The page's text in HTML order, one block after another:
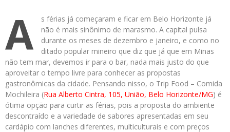
A
s férias já começaram e ficar em Belo Horizonte já
não é mais sinônimo de marasmo. A capital pulsa
durante os meses de dezembro e janeiro, e como no
ditado popular mineiro que diz que já que em Minas
não tem mar, devemos ir para o bar, nada mais justo do que
aproveitar o tempo livre para conhecer as propostas
gastronômicas da cidade. Pensando nisso, o Trip Food – Comida
Mochileira (Rua Alberto Cintra, 105, União, Belo Horizonte/MG) é
ótima opção para curtir as férias, pois a proposta do ambiente
descontraído e a variedade de sabores apresentadas em seu
cardápio com lanches diferentes, multiculturais e com preços